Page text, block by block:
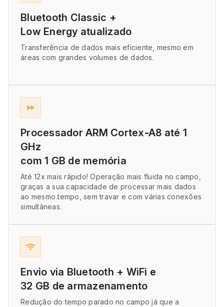
Bluetooth Classic +
Low Energy atualizado
Transferência de dados mais eficiente, mesmo em
áreas com grandes volumes de dados.
fast_forward
Processador ARM Cortex-A8 até 1
GHz
com 1 GB de memória
Até 12x mais rápido! Operação mais fluida no campo,
graças a sua capacidade de processar mais dados
ao mesmo tempo, sem travar e com várias conexões
simultâneas.
wifi
Envio via Bluetooth + WiFi e
32 GB de armazenamento
Redução do tempo parado no campo já que a